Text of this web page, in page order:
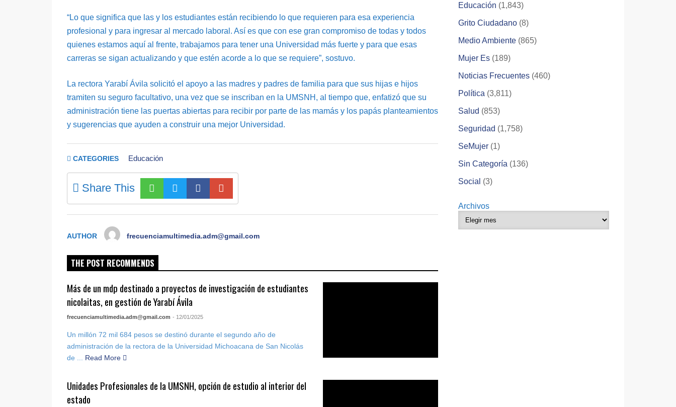
“Lo que significa que las y los estudiantes están recibiendo lo que requieren para esa experiencia
profesional y para ingresar al mercado laboral. Así es que con ese gran compromiso de todas y todos
quienes estamos aquí al frente, trabajamos para tener una Universidad más fuerte y para que esas
carreras se sigan actualizando y que estén acorde a lo que se requiere”, sostuvo.
La rectora Yarabí Ávila solicitó el apoyo a las madres y padres de familia para que sus hijas e hijos
tramiten su seguro facultativo, una vez que se inscriban en la UMSNH, al tiempo que, enfatizó que su
administración tiene las puertas abiertas para recibir por parte de las mamás y los papás planteamientos
y sugerencias que ayuden a construir una mejor Universidad.
CATEGORIES Educación
Share This
AUTHOR frecuenciamultimedia.adm@gmail.com
THE POST RECOMMENDS
Más de un mdp destinado a proyectos de investigación de estudiantes
nicolaitas, en gestión de Yarabí Ávila
frecuenciamultimedia.adm@gmail.com - 12/01/2025
Un millón 72 mil 684 pesos se destinó durante el segundo año de
administración de la rectora de la Universidad Michoacana de San Nicolás
de ...
Read More
Unidades Profesionales de la UMSNH, opción de estudio al interior del
estado
Educación (1,843)
Grito Ciudadano (8)
Medio Ambiente (865)
Mujer Es (189)
Noticias Frecuentes (460)
Política (3,811)
Salud (853)
Seguridad (1,758)
SeMujer (1)
Sin Categoría (136)
Social (3)
Archivos